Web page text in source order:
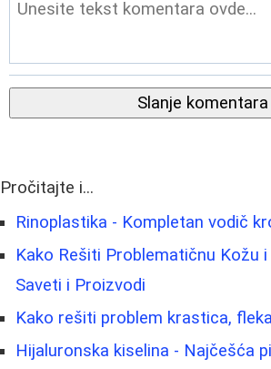
Slanje komentara
Pročitajte i...
Rinoplastika - Kompletan vodič
Kako Rešiti Problematičnu Kožu
Saveti i Proizvodi
Kako rešiti problem krastica,
Hijaluronska kiselina - Najčešća